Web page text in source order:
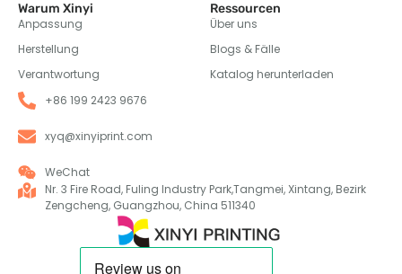
Warum Xinyi
Anpassung
Herstellung
Verantwortung
Ressourcen
Über uns
Blogs & Fälle
Katalog herunterladen
+86 199 2423 9676
xyq@xinyiprint.com
WeChat
Nr. 3 Fire Road, Fuling Industry Park,Tangmei, Xintang, Bezirk
Zengcheng, Guangzhou, China 511340